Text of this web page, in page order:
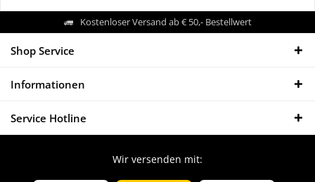
Kostenloser Versand ab € 50,- Bestellwert
Shop Service
Informationen
Service Hotline
Wir versenden mit: